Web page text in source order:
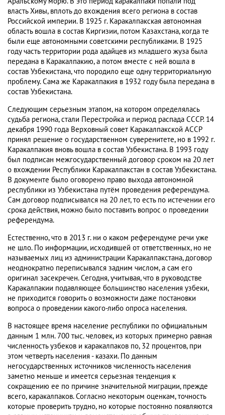
власть Хивы, вплоть до вхождения всего региона в состав
Российской империи. В 1925 г. Каракалпакская автономная
область вошла в состав Киргизии, потом Казахстана, когда те
были еще автономными советскими республиками. В 1925
году часть территории рода адайцев из младшего жуза была
передана в Каракалпакию, а потом вместе с ней вошла в
состав Узбекистана, что породило еще одну территориальную
проблему. Сама же Каракалпакия в 1932 году была передана в
состав Узбекистана.
Следующим серьезным этапом, на котором определялась
судьба региона, стали Перестройка и период распада СССР. 14
декабря 1990 года Верховный совет Каракалпакской АССР
принял решение о государственном суверенитете, но в 1992 г.
Каракалпакия вновь вошла в состав Узбекистана. В 1993 году
был подписан межгосударственный договор сроком на 20 лет
о вхождении Республики Каракалпакстан в состав Узбекистана.
В документе было оговорено право выхода автономной
республики из Узбекистана путём проведения референдума.
Сам договор подписывался на 20 лет, то есть по истечении его
срока действия, можно было поставить вопрос о проведении
референдума.
Естественно, что в 2013 г. ни о каком референдуме речи уже
не шло. По информации, исходившей от ответственных, но не
называемых лиц из администрации Каракалпакстана, договор
неоднократно переписывался задним числом, а сам его
оригинал засекречен. Сегодня, учитывая, что в руководстве
Каракалпакии подавляющее большинство населения узбеки,
не приходится говорить о возможности даже постановки
вопроса о проведении какого-либо опроса населения.
В настоящее время население республики по официальным
данным 1 млн. 700 тыс. человек, из которых примерно равная
численность узбеков и каракалпаков по, 32 процентов, при
этом четверть населения - казахи. По данным
негосударственных источников численность населения
заметно меньше и имеется серьезная тенденция к
сокращению ее по причине значительной миграции, прежде
всего, каракалпаков. Согласно некоторым оценкам, точность
которые проверить трудно, но которые постоянно появляются